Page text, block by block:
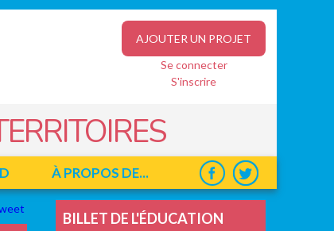
AJOUTER UN PROJET
Se connecter
S'inscrire
À PROPOS DE...
BILLET DE L'ÉDUCATION